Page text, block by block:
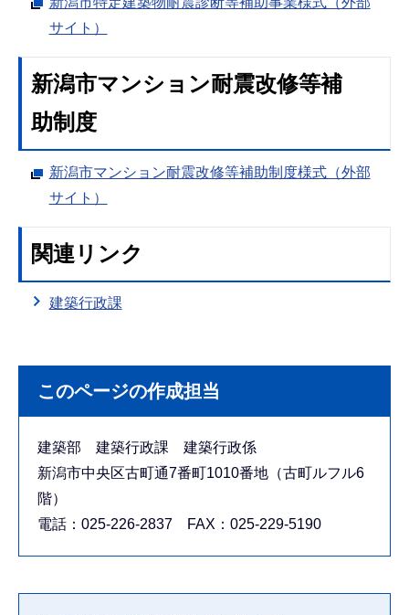
サイト）
新潟市マンション耐震改修等補
助制度
新潟市マンション耐震改修等補助制度様式（外部
サイト）
関連リンク
建築行政課
このページの作成担当
建築部 建築行政課 建築行政係
新潟市中央区古町通7番町1010番地（古町ルフル6
階）
電話：025-226-2837 FAX：025-229-5190